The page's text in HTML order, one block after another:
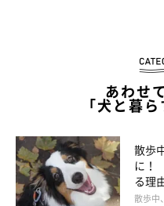
が見つかったことから、「
た、地柴の中では「信州柴
あわせ
「犬と暮
散歩
に！
る理
散歩中